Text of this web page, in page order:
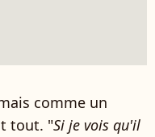
comme un
tout. "Si je vois qu'il